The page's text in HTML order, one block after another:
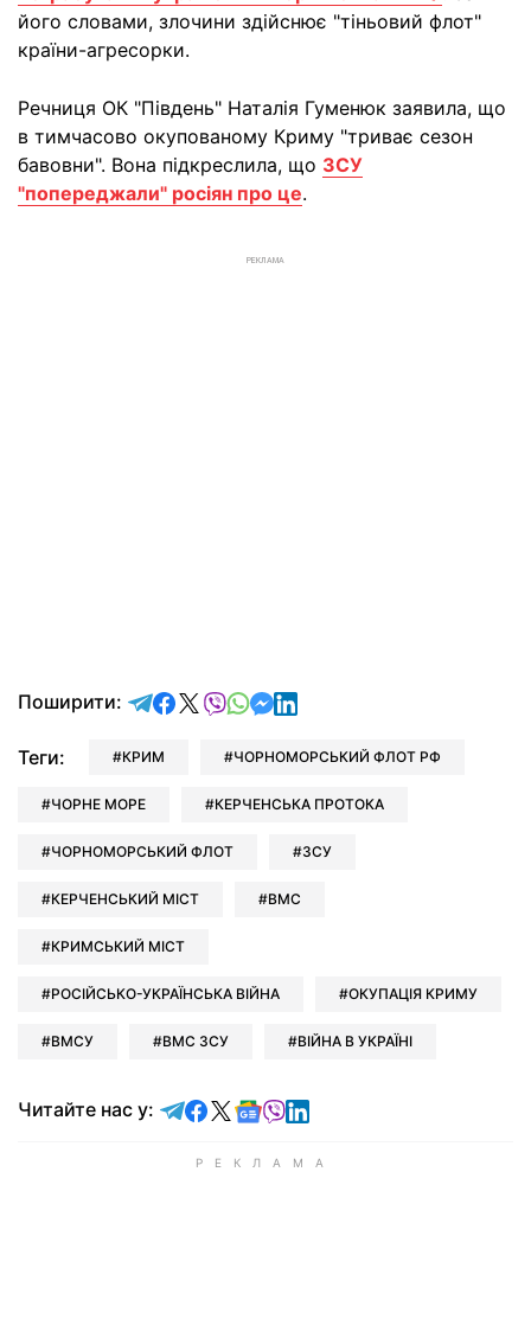
його словами, злочини здійснює "тіньовий флот"
країни-агресорки.
Речниця ОК "Південь" Наталія Гуменюк заявила, що
в тимчасово окупованому Криму "триває сезон
бавовни". Вона підкреслила, що ЗСУ
"попереджали" росіян про це.
РЕКЛАМА
Поширити: відправити у Telegram
поділитись у Facebook
поділитись у X
відправити у Viber
відправити у Whatsapp
відправити у Messenger
відправити у LinkedIn
Теги: КРИМ ЧОРНОМОРСЬКИЙ ФЛОТ РФ
ЧОРНЕ МОРЕ КЕРЧЕНСЬКА ПРОТОКА
ЧОРНОМОРСЬКИЙ ФЛОТ ЗСУ
КЕРЧЕНСЬКИЙ МІСТ ВМС
КРИМСЬКИЙ МІСТ
РОСІЙСЬКО-УКРАЇНСЬКА ВІЙНА ОКУПАЦІЯ КРИМУ
ВМСУ ВМС ЗСУ ВІЙНА В УКРАЇНІ
Читайте нас у: Читайте у Telegram
Читайте у Facebook
Читайте у X
Читайте у Google news
Читайте у Viber
Читайте у LinkedIn